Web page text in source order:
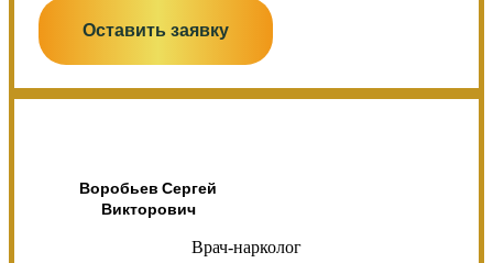
Оставить заявку
Воробьев Сергей
Викторович
Врач-нарколог